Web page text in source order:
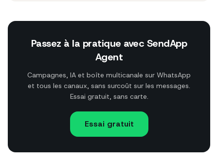
Passez à la pratique avec SendApp
Agent
Campagnes, IA et boîte multicanale sur WhatsApp
et tous les canaux, sans surcoût sur les messages.
Essai gratuit, sans carte.
Essai gratuit